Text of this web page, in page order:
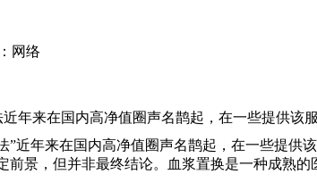
网络
年来在国内高净值圈声名鹊起，在一些提供
”近年来在国内高净值圈声名鹊起，在一些提
前景，但并非最终结论。血浆置换是一种成熟